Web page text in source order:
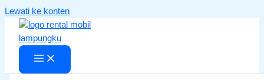
Lewati ke konten